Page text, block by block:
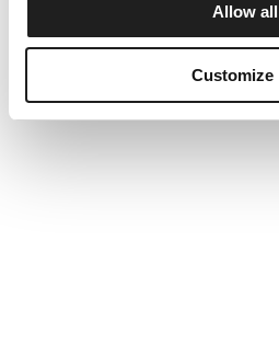
Allow all
Customize